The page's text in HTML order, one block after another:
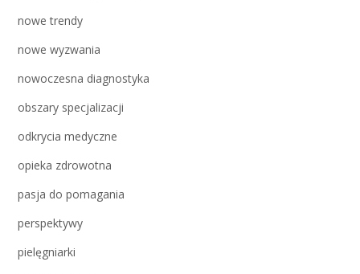
nowe trendy
nowe wyzwania
nowoczesna diagnostyka
obszary specjalizacji
odkrycia medyczne
opieka zdrowotna
pasja do pomagania
perspektywy
pielęgniarki